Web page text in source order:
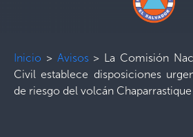
Inicio > Avisos> La Comisión
Civil establece disposiciones
de riesgo del volcán Chaparrastique